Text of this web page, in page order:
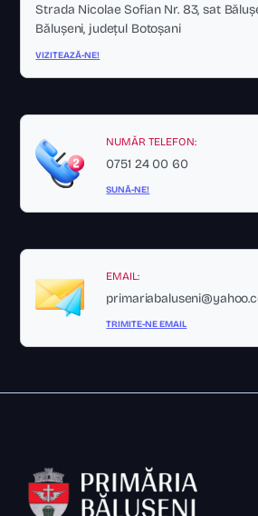
Strada Nicolae Sofian Nr. 83, sat
Bălușeni, județul Botoșani
VIZITEAZĂ-NE!
NUMĂR TELEFON:
0751 24 00 60
SUNĂ-NE!
EMAIL:
TRIMITE-NE EMAIL